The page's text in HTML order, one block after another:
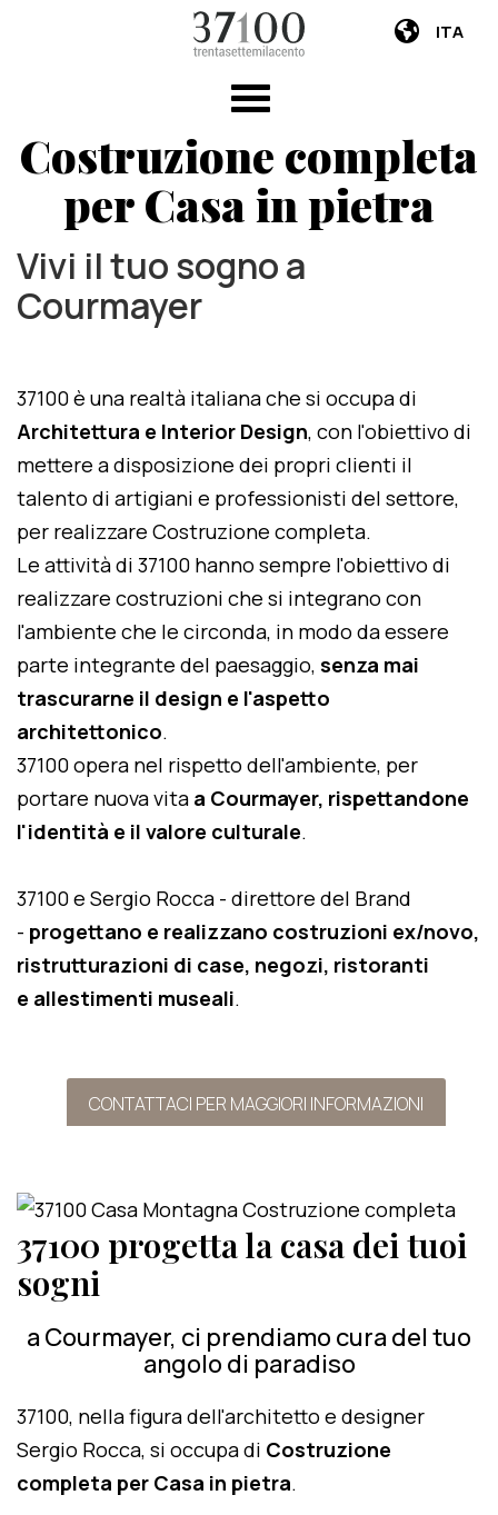
ITA
Costruzione completa
per Casa in pietra
Vivi il tuo sogno a
Courmayer
37100 è una realtà italiana che si occupa di
Architettura e Interior Design, con l'obiettivo di
mettere a disposizione dei propri clienti il
talento di artigiani e professionisti del settore,
per realizzare Costruzione completa.
Le attività di 37100 hanno sempre l'obiettivo di
realizzare costruzioni che si integrano con
l'ambiente che le circonda, in modo da essere
parte integrante del paesaggio, senza mai
trascurarne il design e l'aspetto
architettonico.
37100 opera nel rispetto dell'ambiente, per
portare nuova vita a Courmayer, rispettandone
l'identità e il valore culturale.
37100 e Sergio Rocca - direttore del Brand
- progettano e realizzano costruzioni ex/novo,
ristrutturazioni di case, negozi, ristoranti
e allestimenti museali.
CONTATTACI PER MAGGIORI INFORMAZIONI
37100 progetta la casa dei tuoi
sogni
a Courmayer, ci prendiamo cura del tuo
angolo di paradiso
37100, nella figura dell'architetto e designer
Sergio Rocca, si occupa di Costruzione
completa per Casa in pietra.